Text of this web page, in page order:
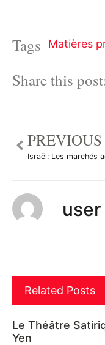
Tags Matières
Share this
PREVIOUS
user
Related Posts
Le Théâtre
Yen